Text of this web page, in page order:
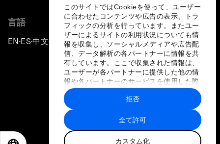
このサイトではCookieを使って、ユーザー
に合わせたコンテンツや広告の表示、トラ
フィックの分析を行っています。またユー
ザーによるサイトの利用状況についても情
報を収集し、ソーシャルメディアや広告配
信、データ解析の各パートナーに情報を共
有しています。ここで収集された情報は、
ユーザーが各パートナーに提供した他の情
報や各パートナーのサービスを使用した際
に収集された情報と組み合わされ、各パー
トナーによって使用されることがありま
す。
全て許可
カスタム化
拒否
言語
EN ▪ ES▪中文▪ 日本語
プライバシーポリシーと利用規約
サイトマップ